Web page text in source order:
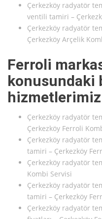
Çerkezköy radyatör
ventili tamiri –
Çerkezköy radyatör
Çerkezköy Arçelik
Ferroli
konusundaki
Çerkezköy radyatör
Çerkezköy Ferroli
Çerkezköy radyatör
tamiri – Çerkezköy
Çerkezköy radyatör
Kombi Servisi
Çerkezköy radyatör
tamiri – Çerkezköy
Çerkezköy radyatör